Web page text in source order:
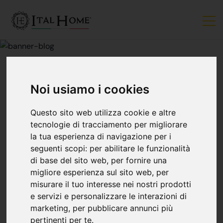
Noi usiamo i cookies
Questo sito web utilizza cookie e altre
tecnologie di tracciamento per migliorare
la tua esperienza di navigazione per i
seguenti scopi: per abilitare le funzionalità
di base del sito web, per fornire una
migliore esperienza sul sito web, per
misurare il tuo interesse nei nostri prodotti
e servizi e personalizzare le interazioni di
marketing, per pubblicare annunci più
pertinenti per te.
Tassi Dei Mutui: Più
Convenienti Che Nel
2018
03 maggio